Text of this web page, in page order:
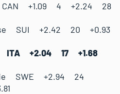
CAN +1.09 4 +2.24 28
SUI +2.42 20 +0.93
ITA +2.04 17 +1.68
SWE +2.94 24